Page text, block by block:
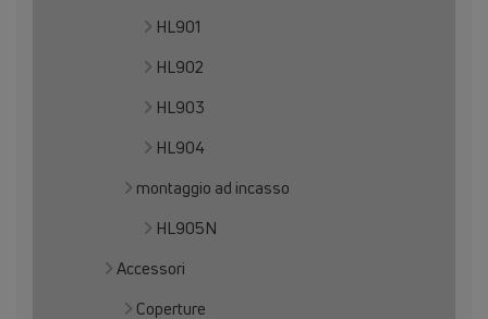
HL901
HL902
HL903
HL904
montaggio ad incasso
HL905N
Accessori
Coperture